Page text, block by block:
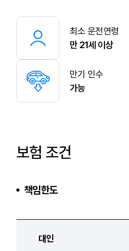
최소 운전연령
만 21세 이상
만기 인수
가능
보험 조건
책임한도
대인